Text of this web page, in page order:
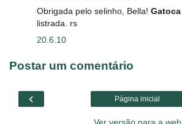
Obrigada pelo selinho, Bella! Gatoca
listrada. rs
20.6.10
Postar um comentário
‹ Página inicial
Ver versão para a web